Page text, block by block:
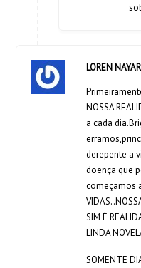
LOREN
NOSSA
a cada
derepente a
doença que
começamos a
SIM É
LINDA
SOMENTE